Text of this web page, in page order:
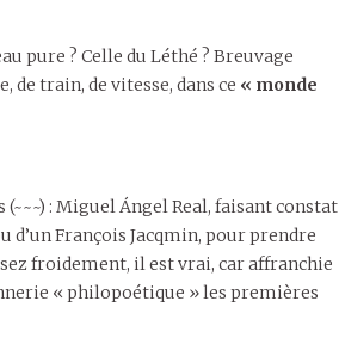
pure ? Celle du Léthé ? Breuvage
de train, de vitesse, dans ce « monde
: Miguel Ángel Real, faisant constat
d’un François Jacqmin, pour prendre
froidement, il est vrai, car affranchie
« philopoétique » les premières